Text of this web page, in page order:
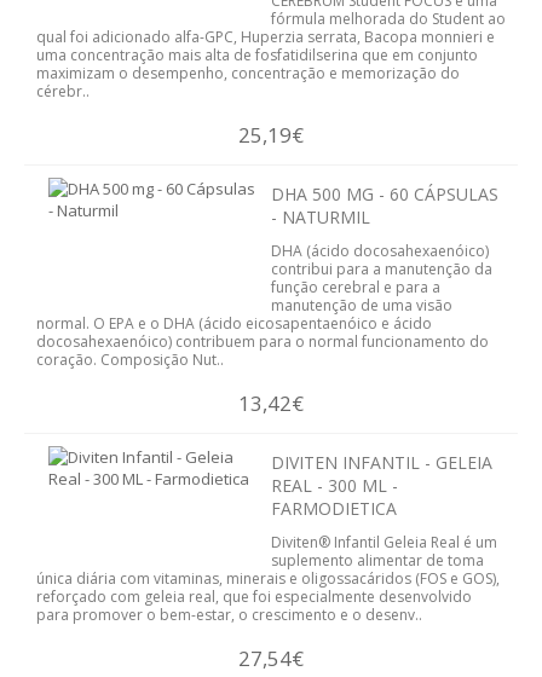
INFUSÕES
HIGIENE PESSOAL E COSMÉTICA
CORPO
HIGIENE ORAL
OLHOS
SABONETES E GEL BANHO
TINTAS
fórmula melhorada do Student ao
qual foi adicionado alfa-GPC, Huperzia serrata, Bacopa monnieri e
uma concentração mais alta de fosfatidilserina que em conjunto
maximizam o desempenho, concentração e memorização do
cérebr..
25,19€
DHA 500 MG - 60 CÁPSULAS
- NATURMIL
DHA (ácido docosahexaenóico)
contribui para a manutenção da
função cerebral e para a
manutenção de uma visão
normal. O EPA e o DHA (ácido eicosapentaenóico e ácido
docosahexaenóico) contribuem para o normal funcionamento do
coração. Composição Nut..
13,42€
DIVITEN INFANTIL - GELEIA
REAL - 300 ML -
FARMODIETICA
Diviten® Infantil Geleia Real é um
suplemento alimentar de toma
única diária com vitaminas, minerais e oligossacáridos (FOS e GOS),
reforçado com geleia real, que foi especialmente desenvolvido
para promover o bem-estar, o crescimento e o desenv..
27,54€